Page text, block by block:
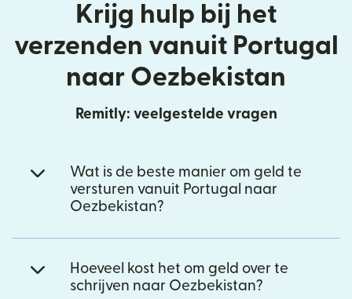
Krijg hulp bij het
verzenden vanuit Portugal
naar Oezbekistan
Remitly: veelgestelde vragen
Wat is de beste manier om geld te
versturen vanuit Portugal naar
Oezbekistan?
Hoeveel kost het om geld over te
schrijven naar Oezbekistan?